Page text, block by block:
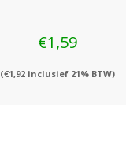
€1,59
(€1,92 inclusief 21% BTW)